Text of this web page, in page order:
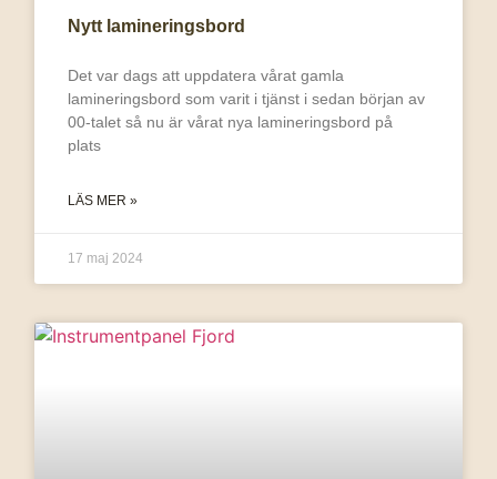
Nytt lamineringsbord
Det var dags att uppdatera vårat gamla
lamineringsbord som varit i tjänst i sedan början av
00-talet så nu är vårat nya lamineringsbord på
plats
LÄS MER »
17 maj 2024